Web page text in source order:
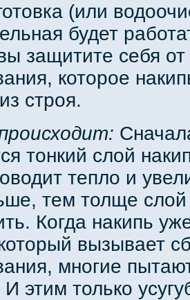
(или
будет
защитите себя
которое
строя.
тонкий слой
тепло и
тем толще
Когда накипь
вызывает
многие
этим только